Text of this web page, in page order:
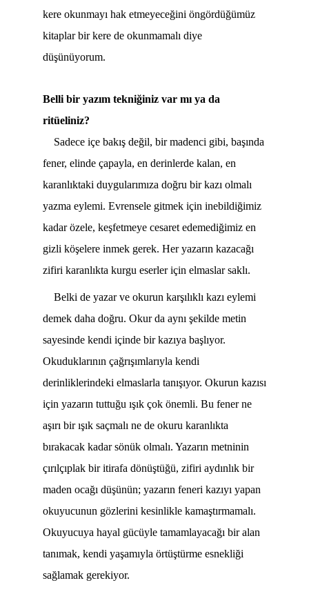
kere okunmayı hak etmeyeceğini öngördüğümüz
kitaplar bir kere de okunmamalı diye
düşünüyorum.
Belli bir yazım tekniğiniz var mı ya da
ritüeliniz?
Sadece içe bakış değil, bir madenci gibi, başında
fener, elinde çapayla, en derinlerde kalan, en
karanlıktaki duygularımıza doğru bir kazı olmalı
yazma eylemi. Evrensele gitmek için inebildiğimiz
kadar özele, keşfetmeye cesaret edemediğimiz en
gizli köşelere inmek gerek. Her yazarın kazacağı
zifiri karanlıkta kurgu eserler için elmaslar saklı.
Belki de yazar ve okurun karşılıklı kazı eylemi
demek daha doğru. Okur da aynı şekilde metin
sayesinde kendi içinde bir kazıya başlıyor.
Okuduklarının çağrışımlarıyla kendi
derinliklerindeki elmaslarla tanışıyor. Okurun kazısı
için yazarın tuttuğu ışık çok önemli. Bu fener ne
aşırı bir ışık saçmalı ne de okuru karanlıkta
bırakacak kadar sönük olmalı. Yazarın metninin
çırılçıplak bir itirafa dönüştüğü, zifiri aydınlık bir
maden ocağı düşünün; yazarın feneri kazıyı yapan
okuyucunun gözlerini kesinlikle kamaştırmamalı.
Okuyucuya hayal gücüyle tamamlayacağı bir alan
tanımak, kendi yaşamıyla örtüştürme esnekliği
sağlamak gerekiyor.